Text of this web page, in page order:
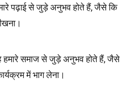
पढ़ाई से जुड़े अनुभव होते हैं, जैसे कि
हमारे समाज से जुड़े अनुभव होते हैं, जैसे
में भाग लेना।